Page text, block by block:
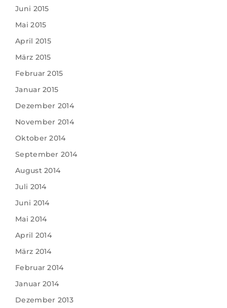
Juni 2015
Mai 2015
April 2015
März 2015
Februar 2015
Januar 2015
Dezember 2014
November 2014
Oktober 2014
September 2014
August 2014
Juli 2014
Juni 2014
Mai 2014
April 2014
März 2014
Februar 2014
Januar 2014
Dezember 2013